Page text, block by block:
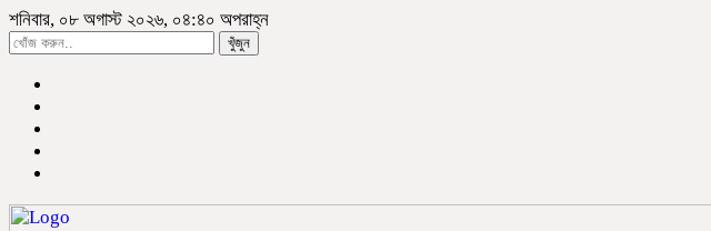
শনিবার, ০৮ অগাস্ট ২০২৬, ০৪:৪০ অপরাহ্ন
খুঁজুন